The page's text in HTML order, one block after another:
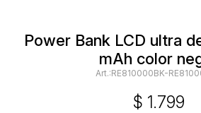
Power Bank LCD ultra
mAh color
RE810000BK-
$ 1.799